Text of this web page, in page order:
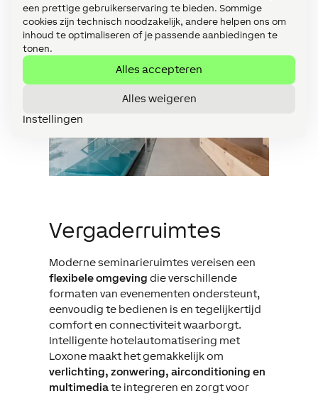
een prettige gebruikerservaring te bieden. Sommige
cookies zijn technisch noodzakelijk, andere helpen ons om
inhoud te optimaliseren of je passende aanbiedingen te
tonen.
Alles accepteren
Alles weigeren
Instellingen
lights and soft sounds create a relaxing
atmosphere.
Vergaderruimtes
Moderne seminarieruimtes vereisen een
flexibele omgeving die verschillende
formaten van evenementen ondersteunt,
eenvoudig te bedienen is en tegelijkertijd
comfort en connectiviteit waarborgt.
Intelligente hotelautomatisering met
Loxone maakt het gemakkelijk om
verlichting, zonwering, airconditioning en
multimediate integreren en zorgt voor